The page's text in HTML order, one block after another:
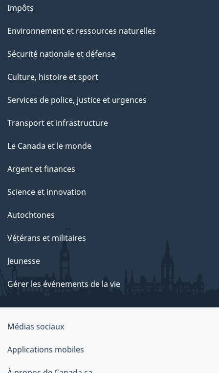
Impôts
Environnement et ressources naturelles
Sécurité nationale et défense
Culture, histoire et sport
Services de police, justice et urgences
Transport et infrastructure
Le Canada et le monde
Argent et finances
Science et innovation
Autochtones
Vétérans et militaires
Jeunesse
Gérer les événements de la vie
Organisation
du
gouvernement
Médias sociaux
Applications mobiles